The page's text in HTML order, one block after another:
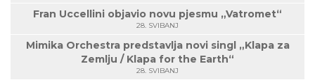
Fran Uccellini objavio novu pjesmu „Vatromet“
28. SVIBANJ
Mimika Orchestra predstavlja novi singl „Klapa za
Zemlju / Klapa for the Earth“
28. SVIBANJ